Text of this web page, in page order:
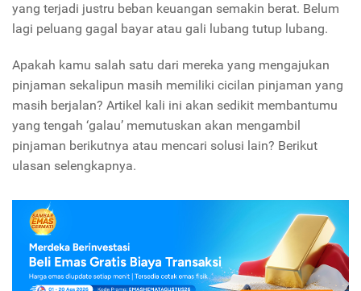
yang terjadi justru beban keuangan semakin berat. Belum
lagi peluang gagal bayar atau gali lubang tutup lubang.
Apakah kamu salah satu dari mereka yang mengajukan
pinjaman sekalipun masih memiliki cicilan pinjaman yang
masih berjalan? Artikel kali ini akan sedikit membantumu
yang tengah ‘galau’ memutuskan akan mengambil
pinjaman berikutnya atau mencari solusi lain? Berikut
ulasan selengkapnya.